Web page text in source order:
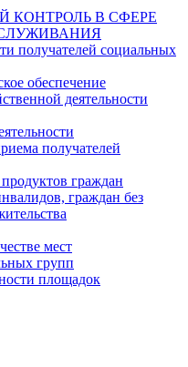
КОНТРОЛЬ В СФЕРЕ
получателей социальных
обеспечение
деятельности
получателей
граждан
граждан без
мест
групп
площадок